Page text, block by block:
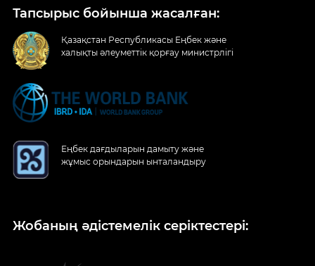
Тапсырыс бойынша жасалған:
Қазақстан Республикасы Еңбек және
халықты әлеуметтік қорғау министрлігі
Еңбек дағдыларын дамыту және
жұмыс орындарын ынталандыру
Жобаның әдістемелік серіктестері: